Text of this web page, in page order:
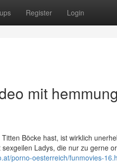
Register Login
mit
Böcke hast, ist wirklich
Ladys, die nur zu gerne
porno-oesterreich/funmovies-